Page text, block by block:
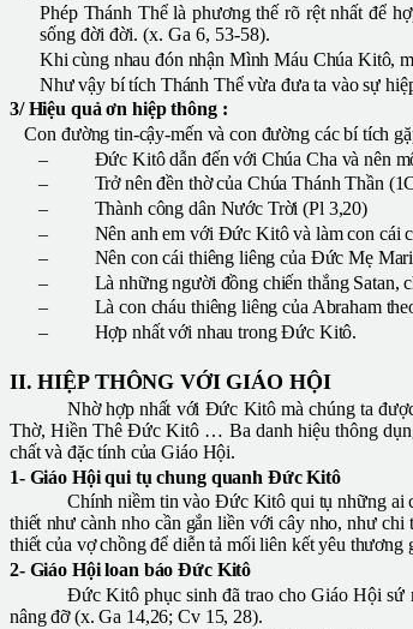
Phép Thánh Thể là phương thế rõ rệt nhất để
sống đời đời. (x. Ga 6, 53-58).
Khi cùng nhau đón nhận Mình Máu Chúa Kitô,
Như vậy bí tích Thánh Thể vừa đưa ta vào sự
3/ Hiệu quả ơn hiệp thông :
Con đường tin-cậy-mến và con đường các bí tích
– Đức Kitô dẫn đến với Chúa Cha và nên
– Trở nên đền thờ của Chúa Thánh Thần
– Thành công dân Nước Trời (Pl 3,20)
– Nên anh em với Đức Kitô và làm con cái
– Nên con cái thiêng liêng của Đức Mẹ
– Là những người đồng chiến thắng
– Là con cháu thiêng liêng của Abraham
– Hợp nhất với nhau trong Đức Kitô.
II. HIỆP THÔNG VỚI GIÁO HỘI
Nhờ hợp nhất với Đức Kitô mà chúng ta
Thờ, Hiền Thê Đức Kitô … Ba danh hiệu thông
chất và đặc tính của Giáo Hội.
1- Giáo Hội qui tụ chung quanh Đức Kitô
Chính niềm tin vào Đức Kitô qui tụ những ai
thiết như cành nho cần gắn liền với cây nho, như
thiết của vợ chồng để diễn tả mối liên kết yêu
2- Giáo Hội loan báo Đức Kitô
Đức Kitô phục sinh đã trao cho Giáo Hội sứ
nâng đỡ (x. Ga 14,26; Cv 15, 28).